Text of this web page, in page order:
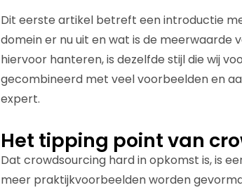
Dit eerste artikel betreft een introductie
domein er nu uit en wat is de meerwaarde
hiervoor hanteren, is dezelfde stijl die wij
gecombineerd met veel voorbeelden en
expert.
Het tipping point van
Dat crowdsourcing hard in opkomst is, is
meer praktijkvoorbeelden worden